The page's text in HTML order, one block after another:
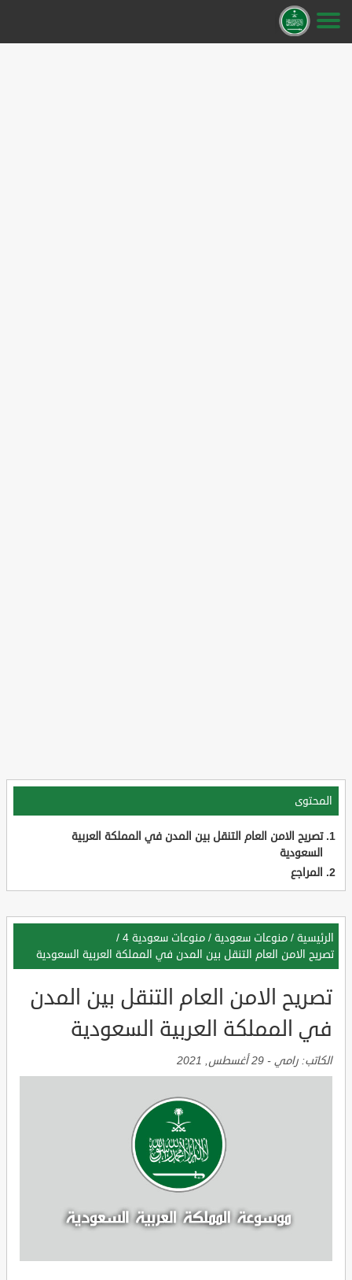
المحتوى
تصريح الامن العام التنقل بين المدن في المملكة العربية
السعودية
المراجع
الرئيسية / منوعات سعودية / منوعات سعودية 4
/
تصريح الامن العام التنقل بين المدن في المملكة العربية السعودية
تصريح الامن العام التنقل بين المدن
في المملكة العربية السعودية
الكاتب: رامي - 29 أغسطس, 2021